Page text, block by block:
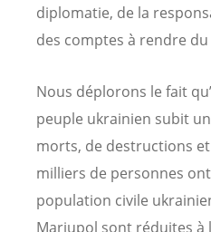
diplomatie, de la
des comptes à rendre
Nous déplorons le fait
peuple ukrainien subit
morts, de destructions
milliers de personnes
population civile
Mariupol sont réduites à